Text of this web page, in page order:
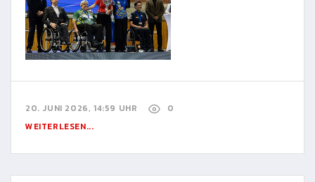
20. JUNI 2026, 14:59 UHR
0
WEITERLESEN...